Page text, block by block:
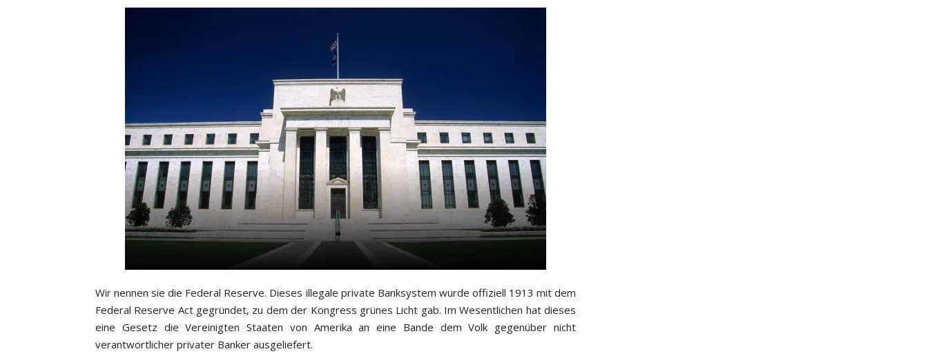
Wir nennen sie die Federal Reserve. Dieses illegale private Banksystem wurde offiziell 1913 mit dem
Federal Reserve Act gegründet, zu dem der Kongress grünes Licht gab. Im Wesentlichen hat dieses
eine Gesetz die Vereinigten Staaten von Amerika an eine Bande dem Volk gegenüber nicht
verantwortlicher privater Banker ausgeliefert.